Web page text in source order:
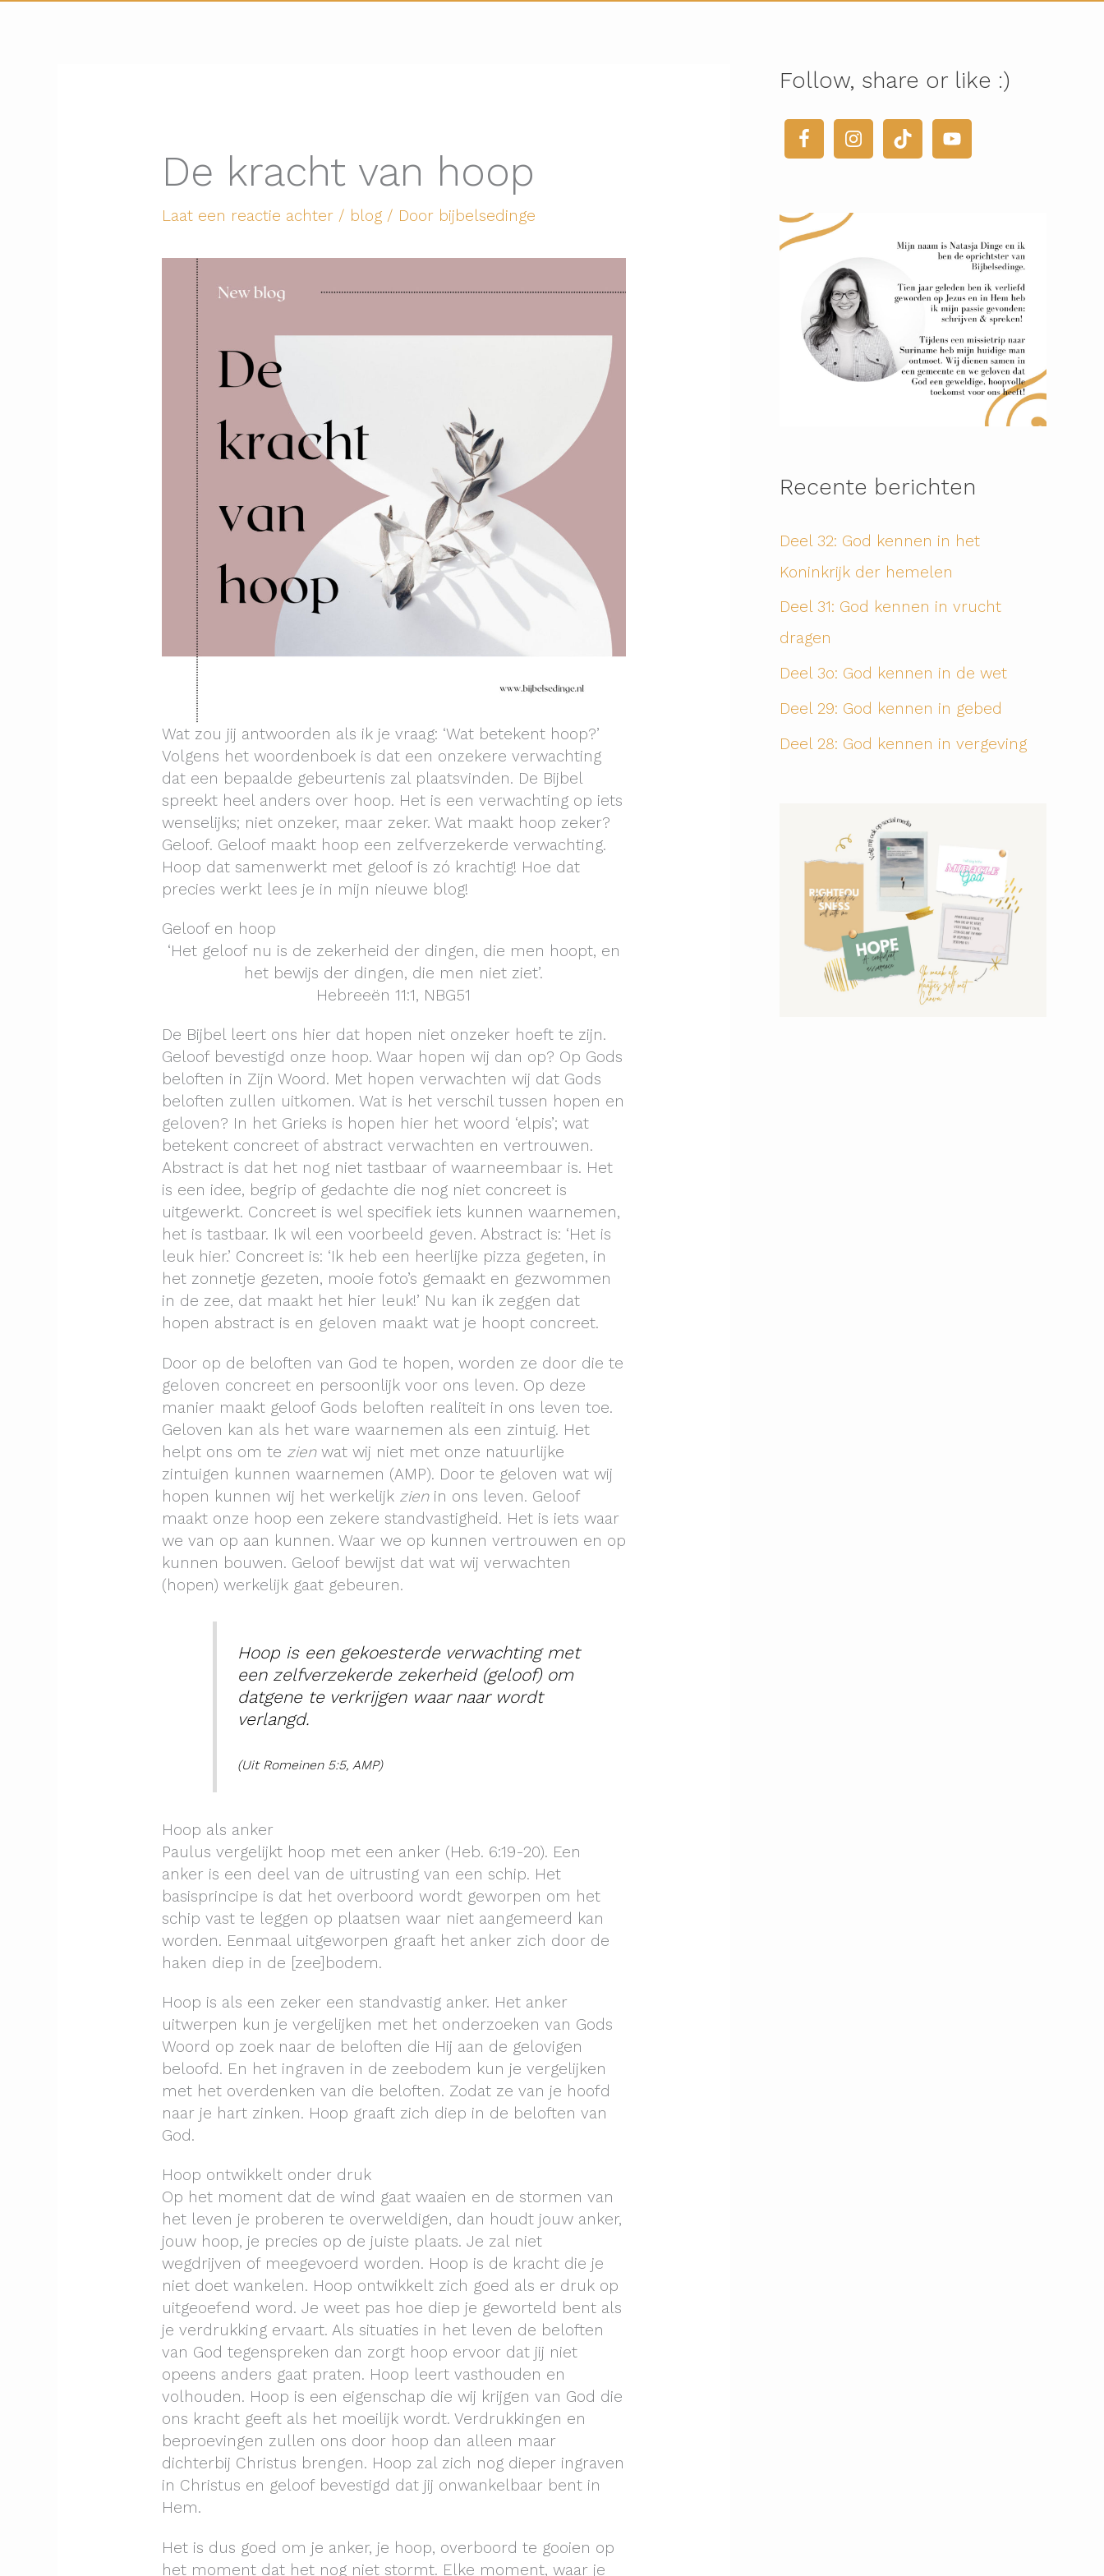
De kracht van hoop
Laat een reactie achter / blog/ Door bijbelsedinge
Wat zou jij antwoorden als ik je vraag: ‘Wat betekent hoop?’
Volgens het woordenboek is dat een onzekere verwachting
dat een bepaalde gebeurtenis zal plaatsvinden. De Bijbel
spreekt heel anders over hoop. Het is een verwachting op iets
wenselijks; niet onzeker, maar zeker. Wat maakt hoop zeker?
Geloof. Geloof maakt hoop een zelfverzekerde verwachting.
Hoop dat samenwerkt met geloof is zó krachtig! Hoe dat
precies werkt lees je in mijn nieuwe blog!
Geloof en hoop
‘Het geloof nu is de zekerheid der dingen, die men hoopt, en
het bewijs der dingen, die men niet ziet’.
Hebreeën 11:1, NBG51
De Bijbel leert ons hier dat hopen niet onzeker hoeft te zijn.
Geloof bevestigd onze hoop. Waar hopen wij dan op? Op Gods
beloften in Zijn Woord. Met hopen verwachten wij dat Gods
beloften zullen uitkomen. Wat is het verschil tussen hopen en
geloven? In het Grieks is hopen hier het woord ‘elpis’; wat
betekent concreet of abstract verwachten en vertrouwen.
Abstract is dat het nog niet tastbaar of waarneembaar is. Het
is een idee, begrip of gedachte die nog niet concreet is
uitgewerkt. Concreet is wel specifiek iets kunnen waarnemen,
het is tastbaar. Ik wil een voorbeeld geven. Abstract is: ‘Het is
leuk hier.’ Concreet is: ‘Ik heb een heerlijke pizza gegeten, in
het zonnetje gezeten, mooie foto’s gemaakt en gezwommen
in de zee, dat maakt het hier leuk!’ Nu kan ik zeggen dat
hopen abstract is en geloven maakt wat je hoopt concreet.
Door op de beloften van God te hopen, worden ze door die te
geloven concreet en persoonlijk voor ons leven. Op deze
manier maakt geloof Gods beloften realiteit in ons leven toe.
Geloven kan als het ware waarnemen als een zintuig. Het
helpt ons om te zienwat wij niet met onze natuurlijke
zintuigen kunnen waarnemen (AMP). Door te geloven wat wij
hopen kunnen wij het werkelijk zienin ons leven. Geloof
maakt onze hoop een zekere standvastigheid. Het is iets waar
we van op aan kunnen. Waar we op kunnen vertrouwen en op
kunnen bouwen. Geloof bewijst dat wat wij verwachten
(hopen) werkelijk gaat gebeuren.
Hoop is een gekoesterde verwachting met
een zelfverzekerde zekerheid (geloof) om
datgene te verkrijgen waar naar wordt
verlangd.
(Uit Romeinen 5:5, AMP)
Hoop als anker
Paulus vergelijkt hoop met een anker (Heb. 6:19-20). Een
anker is een deel van de uitrusting van een schip. Het
basisprincipe is dat het overboord wordt geworpen om het
schip vast te leggen op plaatsen waar niet aangemeerd kan
worden. Eenmaal uitgeworpen graaft het anker zich door de
haken diep in de [zee]bodem.
Hoop is als een zeker een standvastig anker. Het anker
uitwerpen kun je vergelijken met het onderzoeken van Gods
Woord op zoek naar de beloften die Hij aan de gelovigen
beloofd. En het ingraven in de zeebodem kun je vergelijken
met het overdenken van die beloften. Zodat ze van je hoofd
naar je hart zinken. Hoop graaft zich diep in de beloften van
God.
Hoop ontwikkelt onder druk
Op het moment dat de wind gaat waaien en de stormen van
het leven je proberen te overweldigen, dan houdt jouw anker,
jouw hoop, je precies op de juiste plaats. Je zal niet
wegdrijven of meegevoerd worden. Hoop is de kracht die je
niet doet wankelen. Hoop ontwikkelt zich goed als er druk op
uitgeoefend word. Je weet pas hoe diep je geworteld bent als
je verdrukking ervaart. Als situaties in het leven de beloften
van God tegenspreken dan zorgt hoop ervoor dat jij niet
opeens anders gaat praten. Hoop leert vasthouden en
volhouden. Hoop is een eigenschap die wij krijgen van God die
ons kracht geeft als het moeilijk wordt. Verdrukkingen en
beproevingen zullen ons door hoop dan alleen maar
dichterbij Christus brengen. Hoop zal zich nog dieper ingraven
in Christus en geloof bevestigd dat jij onwankelbaar bent in
Hem.
Het is dus goed om je anker, je hoop, overboord te gooien op
het moment dat het nog niet stormt. Elke moment, waar je
Follow, share or like :)
Recente berichten
Deel 32: God kennen in het
Koninkrijk der hemelen
Deel 31: God kennen in vrucht
dragen
Deel 3o: God kennen in de wet
Deel 29: God kennen in gebed
Deel 28: God kennen in vergeving